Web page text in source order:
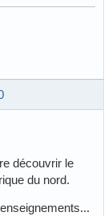
découvrir le
du nord.